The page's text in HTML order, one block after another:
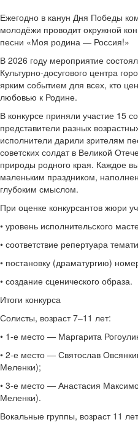
Ежегодно в канун Дня Победы
молодёжи проводит окружной
песни «Моя родина — Россия!»
В 2026 году мероприятие
Культурно-досугового центра
ярким событием для всех, кто
любовью к Родине.
В конкурсе приняли участие 15
представители разных
исполнители дарили зрителям
советских солдат в Великой
природы родного края. Каждое
маленьким праздником,
глубоким смыслом.
При оценке конкурсантов жюри
• уровень исполнительского
• соответствие репертуара
• постановку (драматургию)
• создание сценического образа.
Итоги конкурса
Солисты, возраст 7–11 лет:
• 1-е место — Маргарита
• 2-е место — Святослав
Меленки);
• 3-е место — Анастасия
Меленки).
Вокальные группы, возраст 11